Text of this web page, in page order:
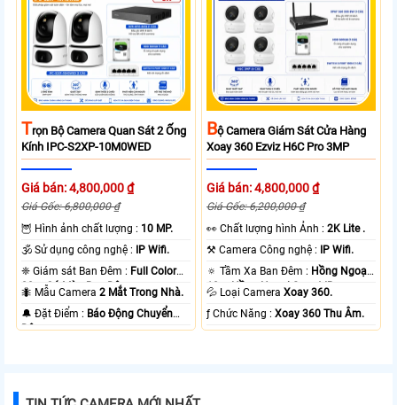
TRọn Bộ Camera Quan Sát 2 Ống
Kính IPC-S2XP-10M0WED
Giá bán: 4,800,000 ₫
Giá Gốc: 6,800,000 ₫
🦉 Hình ảnh chất lượng : 10 MP.
🕉️ Sử dụng công nghệ :
IP Wifi.
❈ Giám sát Ban Đêm : Full Color
20m Có Màu Ban Ðêm.
🐜 Mẫu Camera2 Mắt Trong Nhà.
️🔔 Đặt Điểm : Báo Động Chuyển
Động.
BỘ Camera Giám Sát Cửa Hàng
Xoay 360 Ezviz H6C Pro 3MP
Giá bán: 4,800,000 ₫
Giá Gốc: 6,200,000 ₫
️👀 Chất lượng hình Ảnh :2K Lite .
⚒ Camera Công nghệ :
IP Wifi.
🔅 Tầm Xa Ban Đêm : Hồng Ngoại
10m Hồng Ngoại Smart IR.
💦 Loại CameraXoay 360.
️ƒ Chức Năng :Xoay 360 Thu Âm.